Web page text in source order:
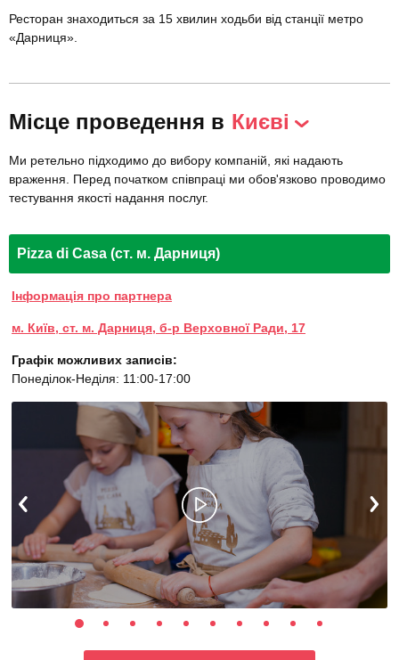
Ресторан знаходиться за 15 хвилин ходьби від станції метро
«Дарниця».
Місце проведення в Києві
Ми ретельно підходимо до вибору компаній, які надають
враження. Перед початком співпраці ми обов'язково проводимо
тестування якості надання послуг.
Pizza di Casa (ст. м. Дарниця)
Інформація про партнера
м. Київ, ст. м. Дарниця, б-р Верховної Ради, 17
Графік можливих записів:
Понеділок-Неділя: 11:00-17:00